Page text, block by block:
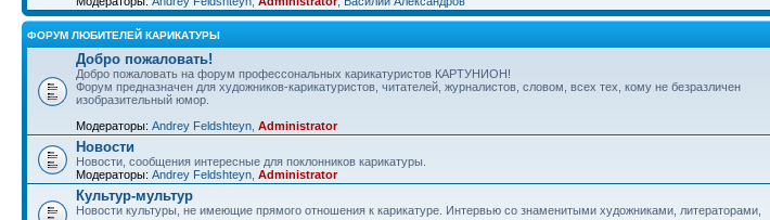
ФОРУМ ЛЮБИТЕЛЕЙ КАРИКАТУРЫ
Добро пожаловать!
Добро пожаловать на форум профессональных карикатуристов КАРТУНИОН!
Форум предназначен для художников-карикатуристов, читателей, журналистов, словом, всех тех, кому не безразличен
изобразительный юмор.
Модераторы: Andrey Feldshteyn Administrator
Новости
Новости, сообщения интересные для поклонников карикатуры.
Модераторы: Andrey Feldshteyn Administrator
Культур-мультур
Новости культуры, не имеющие прямого отношения к карикатуре. Интервью со знаменитыми художниками, литераторами,